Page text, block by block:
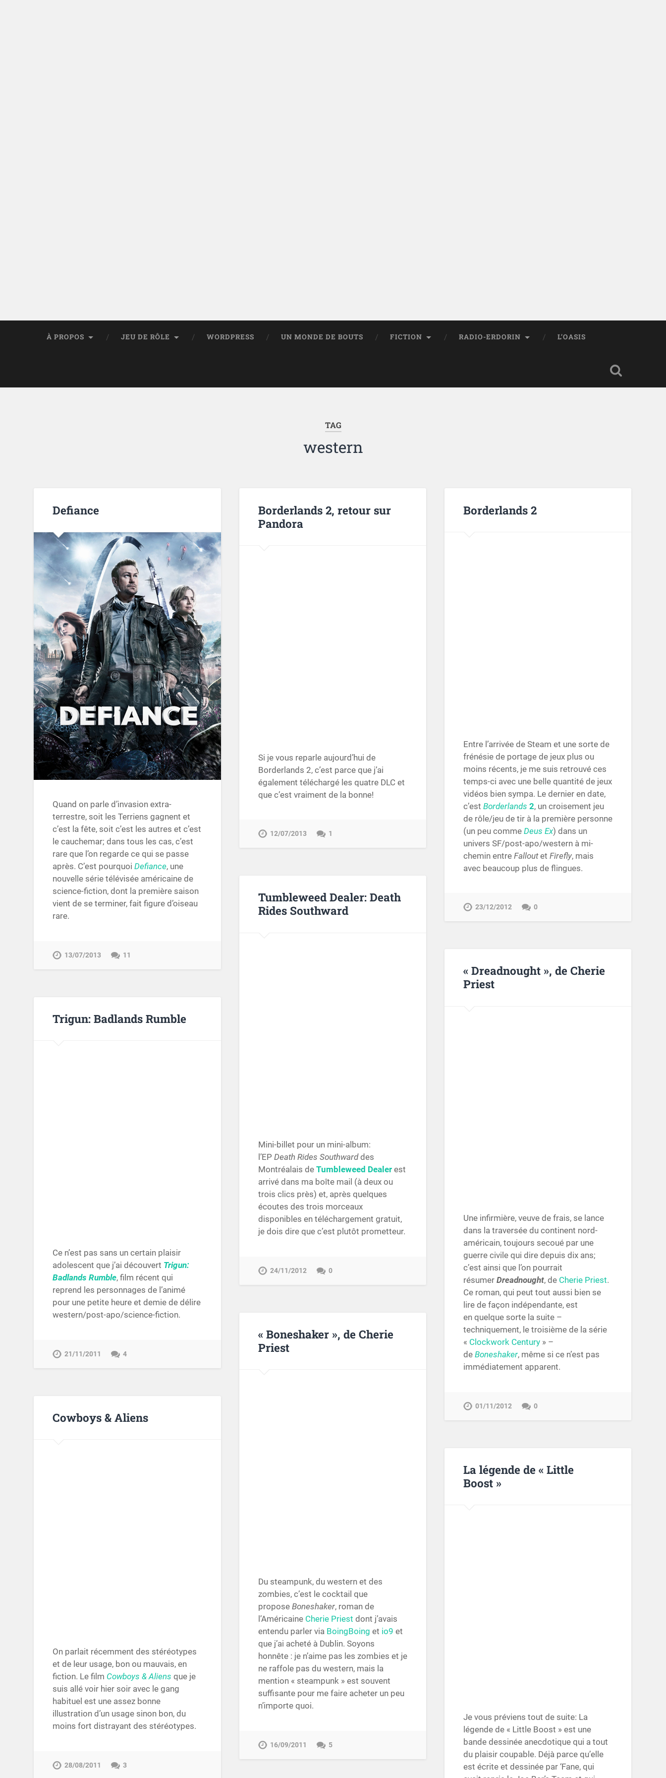
À PROPOS JEU DE RÔLE WORDPRESS UN MONDE DE BOUTS FICTION RADIO-ERDORIN L’OASIS
TAG
western
Defiance
Quand on parle d’invasion extra-
terrestre, soit les Terriens gagnent et
c’est la fête, soit c’est les autres et c’est
le cauchemar; dans tous les cas, c’est
rare que l’on regarde ce qui se passe
après. C’est pourquoiDefiance, une
nouvelle série télévisée américaine de
science-fiction, dont la première saison
vient de se terminer, fait figure d’oiseau
rare.
13/07/2013 11
Borderlands 2, retour sur
Pandora
Si je vous reparle aujourd’hui de
Borderlands 2, c’est parce que j’ai
également téléchargé les quatre DLC et
que c’est vraiment de la bonne!
12/07/2013 1
Borderlands 2
Entre l’arrivée de Steam et une sorte de
frénésie de portage de jeux plus ou
moins récents, je me suis retrouvé ces
temps-ci avec une belle quantité de jeux
vidéos bien sympa. Le dernier en date,
c’est Borderlands 2, un croisement jeu
de rôle/jeu de tir à la première personne
(un peu comme Deus Ex) dans un
univers SF/post-apo/western à mi-
chemin entre Falloutet Firefly, mais
avec beaucoup plus de flingues.
23/12/2012 0
Tumbleweed Dealer: Death
Rides Southward
Mini-billet pour un mini-album:
l’EP Death Rides Southwarddes
Montréalais de Tumbleweed Dealerest
arrivé dans ma boîte mail (à deux ou
trois clics près) et, après quelques
écoutes des trois morceaux
disponibles en téléchargement gratuit,
je dois dire que c’est plutôt prometteur.
24/11/2012 0
« Dreadnought », de Cherie
Priest
Une infirmière, veuve de frais, se lance
dans la traversée du continent nord-
américain, toujours secoué par une
guerre civile qui dire depuis dix ans;
c’est ainsi que l’on pourrait
résumer Dreadnought, de Cherie Priest.
Ce roman, qui peut tout aussi bien se
lire de façon indépendante, est
en quelque sorte la suite –
techniquement, le troisième de la série
« Clockwork Century» –
de Boneshaker, même si ce n’est pas
immédiatement apparent.
01/11/2012 0
Trigun: Badlands Rumble
Ce n’est pas sans un certain plaisir
adolescent que j’ai découvert Trigun:
Badlands Rumble, film récent qui
reprend les personnages de l’animé
pour une petite heure et demie de délire
western/post-apo/science-fiction.
21/11/2011 4
« Boneshaker », de Cherie
Priest
Du steampunk, du western et des
zombies, c’est le cocktail que
propose Boneshaker, roman de
l’Américaine Cherie Priest dont j’avais
entendu parler via BoingBoing et io9 et
que j’ai acheté à Dublin. Soyons
honnête : je n’aime pas les zombies et je
ne raffole pas du western, mais la
mention « steampunk » est souvent
suffisante pour me faire acheter un peu
n’importe quoi.
16/09/2011 5
Cowboys & Aliens
On parlait récemment des stéréotypes
et de leur usage, bon ou mauvais, en
fiction. Le film Cowboys & Aliens que je
suis allé voir hier soir avec le gang
habituel est une assez bonne
illustration d’un usage sinon bon, du
moins fort distrayant des stéréotypes.
28/08/2011 3
La légende de « Little
Boost »
Je vous préviens tout de suite: La
légende de « Little Boost » est une
bande dessinée anecdotique qui a tout
du plaisir coupable. Déjà parce qu’elle
est écrite et dessinée par ‘Fane, qui